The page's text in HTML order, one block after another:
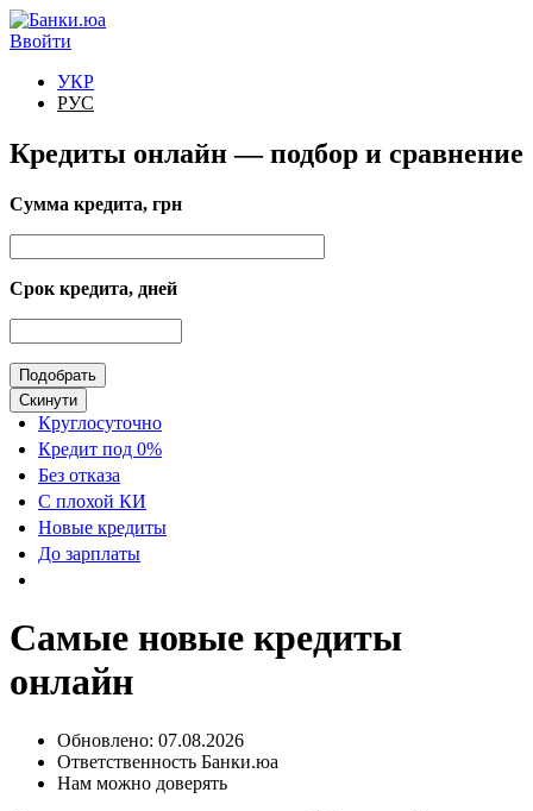
Перейти к основному содержанию
Ввойти
УКР
РУС
Кредиты онлайн — подбор и сравнение
Сумма кредита, грн
Срок кредита, дней
Круглосуточно
Кредит под 0%
Без отказа
С плохой КИ
Новые кредиты
До зарплаты
Самые новые кредиты
онлайн
Обновлено: 07.08.2026
Ответственность Банки.юа
Нам можно доверять